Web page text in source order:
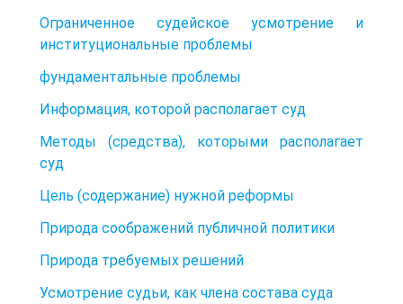
Ограниченное судейское усмотрение и
институциональные проблемы
фундаментальные проблемы
Информация, которой располагает суд
Методы (средства), которыми располагает
суд
Цель (содержание) нужной реформы
Природа соображений публичной политики
Природа требуемых решений
Усмотрение судьи, как члена состава суда